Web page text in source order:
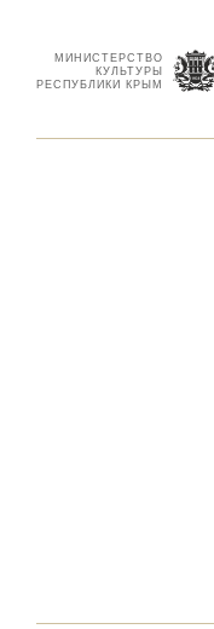
МИНИСТЕРСТВО
КУЛЬТУРЫ
РЕСПУБЛИКИ КРЫМ